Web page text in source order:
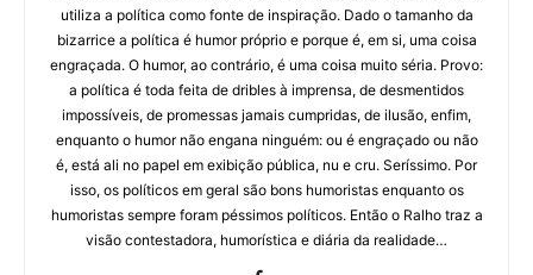
utiliza a política como fonte de inspiração. Dado o tamanho da
bizarrice a política é humor próprio e porque é, em si, uma coisa
engraçada. O humor, ao contrário, é uma coisa muito séria. Provo:
a política é toda feita de dribles à imprensa, de desmentidos
impossíveis, de promessas jamais cumpridas, de ilusão, enfim,
enquanto o humor não engana ninguém: ou é engraçado ou não
é, está ali no papel em exibição pública, nu e cru. Seríssimo. Por
isso, os políticos em geral são bons humoristas enquanto os
humoristas sempre foram péssimos políticos. Então o Ralho traz a
visão contestadora, humorística e diária da realidade…